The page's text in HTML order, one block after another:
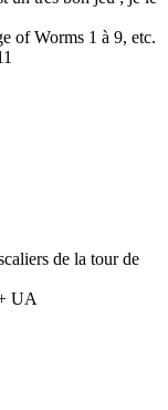
of Worms 1 à 9, etc.
de la tour de
UA